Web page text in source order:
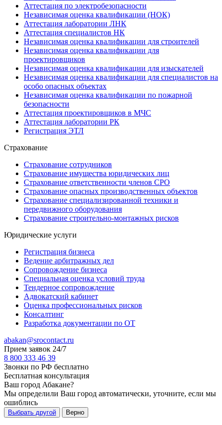
Аттестация по электробезопасности
Независимая оценка квалификации (НОК)
Аттестация лаборатории ЛНК
Аттестация специалистов НК
Независимая оценка квалификации для строителей
Независимая оценка квалификации для
проектировщиков
Независимая оценка квалификации для изыскателей
Независимая оценка квалификации для специалистов на
особо опасных объектах
Независимая оценка квалификации по пожарной
безопасности
Аттестация проектировщиков в МЧС
Аттестация лаборатории РК
Регистрация ЭТЛ
Страхование
Страхование сотрудников
Страхование имущества юридических лиц
Страхование ответственности членов СРО
Страхование опасных производственных объектов
Страхование специализированной техники и
передвижного оборудования
Страхование строительно-монтажных рисков
Юридические услуги
Регистрация бизнеса
Ведение арбитражных дел
Сопровождение бизнеса
Специальная оценка условий труда
Тендерное сопровождение
Адвокатский кабинет
Оценка профессиональных рисков
Консалтинг
Разработка документации по ОТ
abakan@srocontact.ru
Прием заявок 24/7
8 800 333 46 39
Звонки по РФ бесплатно
Бесплатная консультация
Ваш город Абакане?
Мы определили Ваш город автоматически, уточните, если мы
ошиблись
Выбрать другой Верно